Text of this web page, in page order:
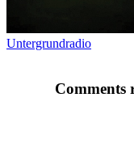
Untergrundradio
Comments